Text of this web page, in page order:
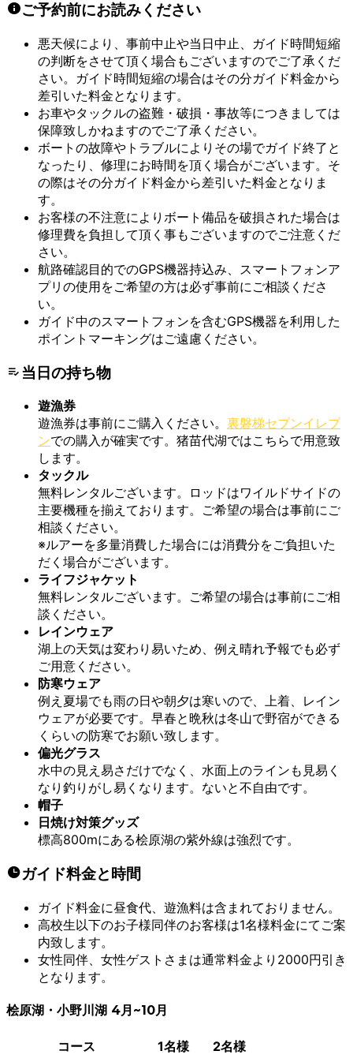
ご予約前にお読みください
悪天候により、事前中止や当日中止、ガイド時間短縮
の判断をさせて頂く場合もございますのでご了承くだ
さい。ガイド時間短縮の場合はその分ガイド料金から
差引いた料金となります。
お車やタックルの盗難・破損・事故等につきましては
保障致しかねますのでご了承ください。
ボートの故障やトラブルによりその場でガイド終了と
なったり、修理にお時間を頂く場合がございます。そ
の際はその分ガイド料金から差引いた料金となりま
す。
お客様の不注意によりボート備品を破損された場合は
修理費を負担して頂く事もございますのでご注意くだ
さい。
航路確認目的でのGPS機器持込み、スマートフォンア
プリの使用をご希望の方は必ず事前にご相談くださ
い。
ガイド中のスマートフォンを含むGPS機器を利用した
ポイントマーキングはご遠慮ください。
当日の持ち物
遊漁券
遊漁券は事前にご購入ください。 裏磐梯セブンイレブ
ンでの購入が確実です。猪苗代湖ではこちらで用意致
します。
タックル
無料レンタルございます。ロッドはワイルドサイドの
主要機種を揃えております。ご希望の場合は事前にご
相談ください。
※ルアーを多量消費した場合には消費分をご負担いた
だく場合がございます。
ライフジャケット
無料レンタルございます。ご希望の場合は事前にご相
談ください。
レインウェア
湖上の天気は変わり易いため、例え晴れ予報でも必ず
ご用意ください。
防寒ウェア
例え夏場でも雨の日や朝夕は寒いので、上着、レイン
ウェアが必要です。早春と晩秋は冬山で野宿ができる
くらいの防寒でお願い致します。
偏光グラス
水中の見え易さだけでなく、水面上のラインも見易く
なり釣りがし易くなります。ないと不自由です。
帽子
日焼け対策グッズ
標高800mにある桧原湖の紫外線は強烈です。
ガイド料金と時間
ガイド料金に昼食代、遊漁料は含まれておりません。
高校生以下のお子様同伴のお客様は1名様料金にてご案
内致します。
女性同伴、女性ゲストさまは通常料金より2000円引き
となります。
桧原湖・小野川湖 4月~10月
コース 1名様 2名様